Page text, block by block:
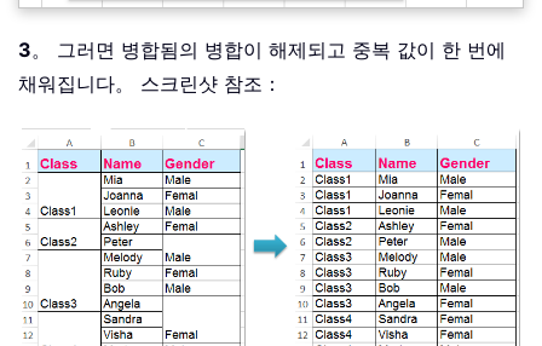
3。 그러면 병합됨의 병합이 해제되고 중복 값이 한 번에
채워집니다。 스크린샷 참조：